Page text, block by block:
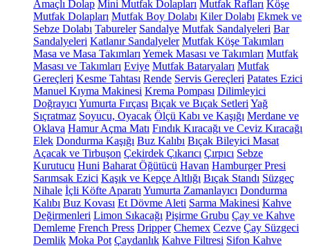
Amaçlı Dolap Mini Mutfak Dolapları Mutfak Rafları Köşe
Mutfak Dolapları Mutfak Boy Dolabı Kiler Dolabı Ekmek ve
Sebze Dolabı Tabureler Sandalye Mutfak Sandalyeleri Bar
Sandalyeleri Katlanır Sandalyeler Mutfak Köşe Takımları
Masa ve Masa Takımları Yemek Masası ve Takımları Mutfak
Masası ve Takımları Eviye Mutfak Bataryaları Mutfak
Gereçleri Kesme Tahtası Rende Servis Gereçleri Patates Ezici
Manuel Kıyma Makinesi Krema Pompası Dilimleyici
Doğrayıcı Yumurta Fırçası Bıçak ve Bıçak Setleri Yağ
Sıçratmaz Soyucu, Oyacak Ölçü Kabı ve Kaşığı Merdane ve
Oklava Hamur Açma Matı Fındık Kıracağı ve Ceviz Kıracağı
Elek Dondurma Kaşığı Buz Kalıbı Bıçak Bileyici Masat
Açacak ve Tirbuşon Çekirdek Çıkarıcı Çırpıcı Sebze
Kurutucu Huni Baharat Öğütücü Havan Hamburger Presi
Sarımsak Ezici Kaşık ve Kepçe Altlığı Bıçak Standı Süzgeç
Nihale İçli Köfte Aparatı Yumurta Zamanlayıcı Dondurma
Kalıbı Buz Kovası Et Dövme Aleti Sarma Makinesi Kahve
Değirmenleri Limon Sıkacağı Pişirme Grubu Çay ve Kahve
Demleme French Press Dripper Chemex Cezve Çay Süzgeci
Demlik Moka Pot Çaydanlık Kahve Filtresi Sifon Kahve